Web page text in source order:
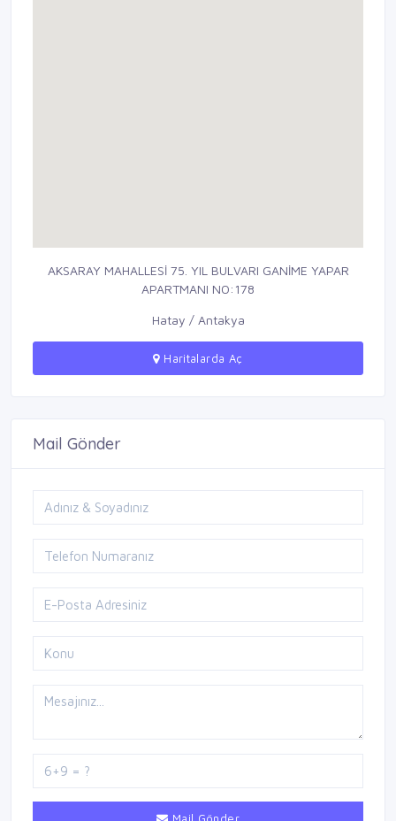
AKSARAY MAHALLESİ 75. YIL BULVARI GANİME YAPAR
APARTMANI NO:178
Hatay / Antakya
Haritalarda Aç
Mail Gönder